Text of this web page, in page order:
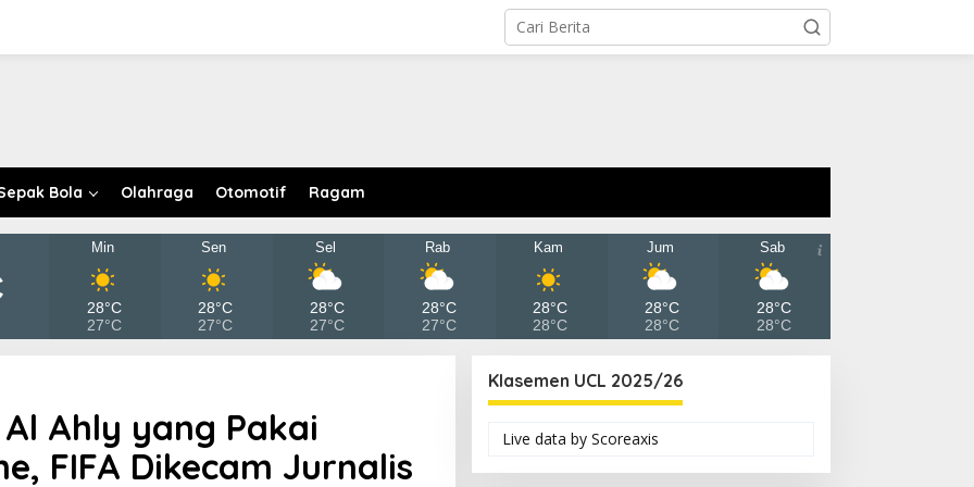
Bola Olahraga Otomotif Ragam
Min
28°C
27°C
Sen
28°C
27°C
Sel
28°C
27°C
Rab
28°C
27°C
Kam
28°C
28°C
Jum
28°C
28°C
Sab
28°C
28°C
Ahly yang Pakai
FIFA Dikecam Jurnalis
Klasemen UCL 2025/26
Live data by Scoreaxis